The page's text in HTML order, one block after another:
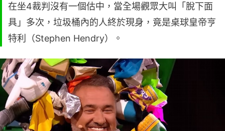
在坐4裁判沒有一個估中，當全場觀眾大叫「脫下面
具」多次，垃圾桶內的人終於現身，竟是桌球皇帝亨
特利（Stephen Hendry）。